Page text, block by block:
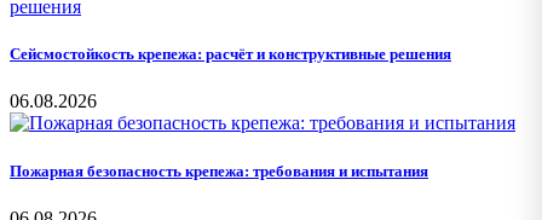
Сейсмостойкость крепежа: расчёт и конструктивные решения
06.08.2026
Пожарная безопасность крепежа: требования и испытания